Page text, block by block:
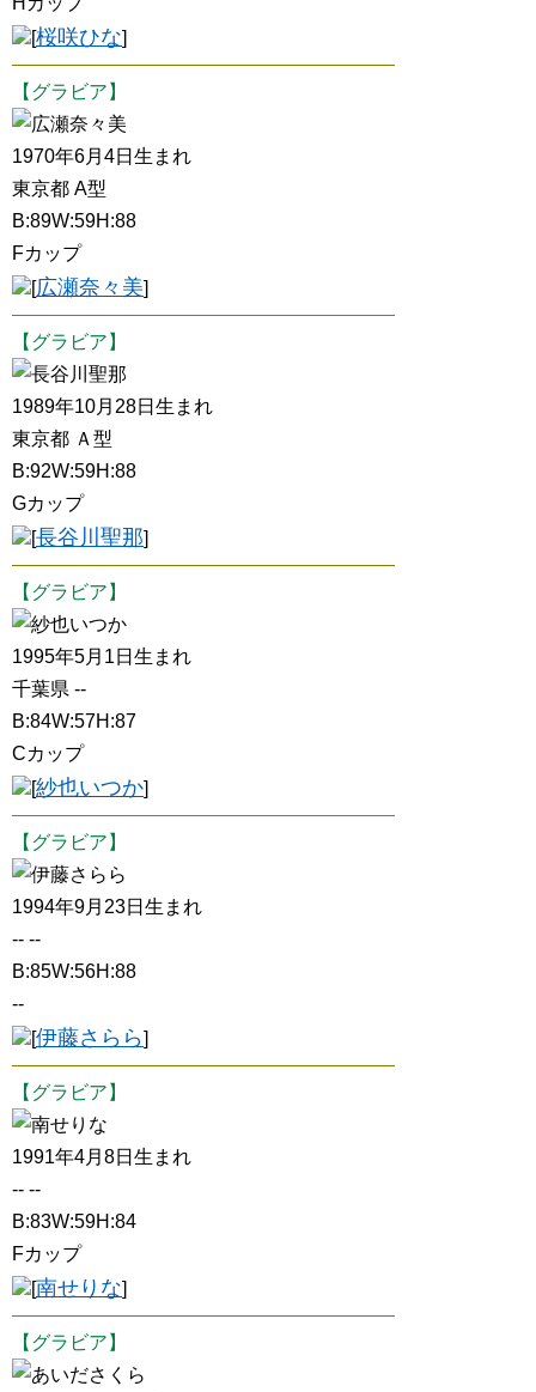
[桜咲ひな]
【グラビア】
広瀬奈々美
1970年6月4日生まれ
東京都 A型
B:89W:59H:88
Fカップ
[広瀬奈々美]
【グラビア】
長谷川聖那
1989年10月28日生まれ
東京都 Ａ型
B:92W:59H:88
Gカップ
[長谷川聖那]
【グラビア】
紗也いつか
1995年5月1日生まれ
千葉県 --
B:84W:57H:87
Cカップ
[紗也いつか]
【グラビア】
伊藤さらら
1994年9月23日生まれ
-- --
B:85W:56H:88
--
[伊藤さらら]
【グラビア】
南せりな
1991年4月8日生まれ
-- --
B:83W:59H:84
Fカップ
[南せりな]
【グラビア】
あいださくら